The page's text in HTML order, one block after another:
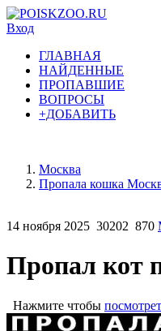
Вход
ГЛАВНАЯ
НАЙДЕННЫЕ
ПРОПАВШИЕ
ВОПРОСЫ
+ДОБАВИТЬ
Москва
Пропала кошка
14 ноября 2025 30202 870
Пропал кот
Нажмите чтобы